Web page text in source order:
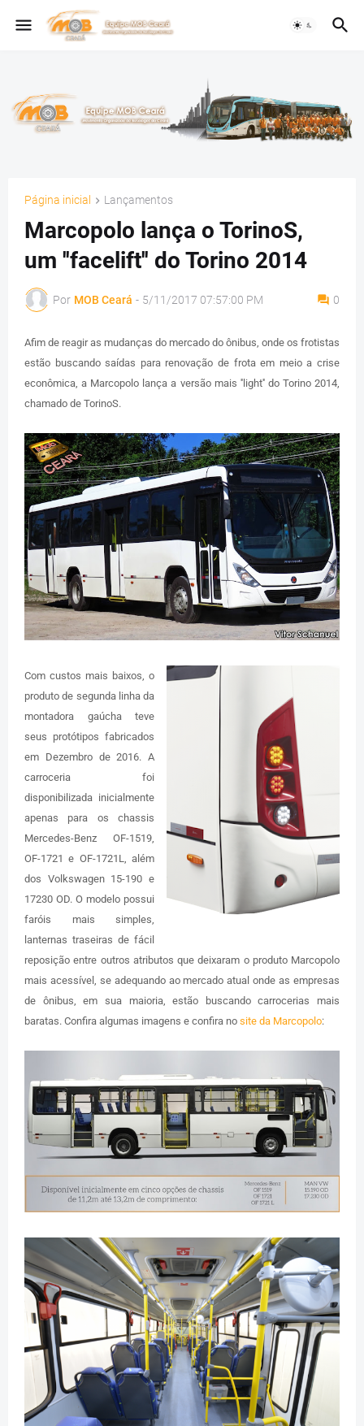
Página inicial Lançamentos
Marcopolo lança o TorinoS,
um ''facelift'' do Torino 2014
Por MOB Ceará - 5/11/2017 07:57:00 PM 0
Afim de reagir as mudanças do mercado do ônibus, onde os frotistas
estão buscando saídas para renovação de frota em meio a crise
econômica, a Marcopolo lança a versão mais ''light'' do Torino 2014,
chamado de TorinoS.
Com custos mais baixos, o
produto de segunda linha da
montadora gaúcha teve
seus protótipos fabricados
em Dezembro de 2016. A
carroceria foi
disponibilizada inicialmente
apenas para os chassis
Mercedes-Benz OF-1519,
OF-1721 e OF-1721L, além
dos Volkswagen 15-190 e
17230 OD. O modelo possui
faróis mais simples,
lanternas traseiras de fácil
reposição entre outros atributos que deixaram o produto Marcopolo
mais acessível, se adequando ao mercado atual onde as empresas
de ônibus, em sua maioria, estão buscando carrocerias mais
baratas. Confira algumas imagens e confira no site da Marcopolo: